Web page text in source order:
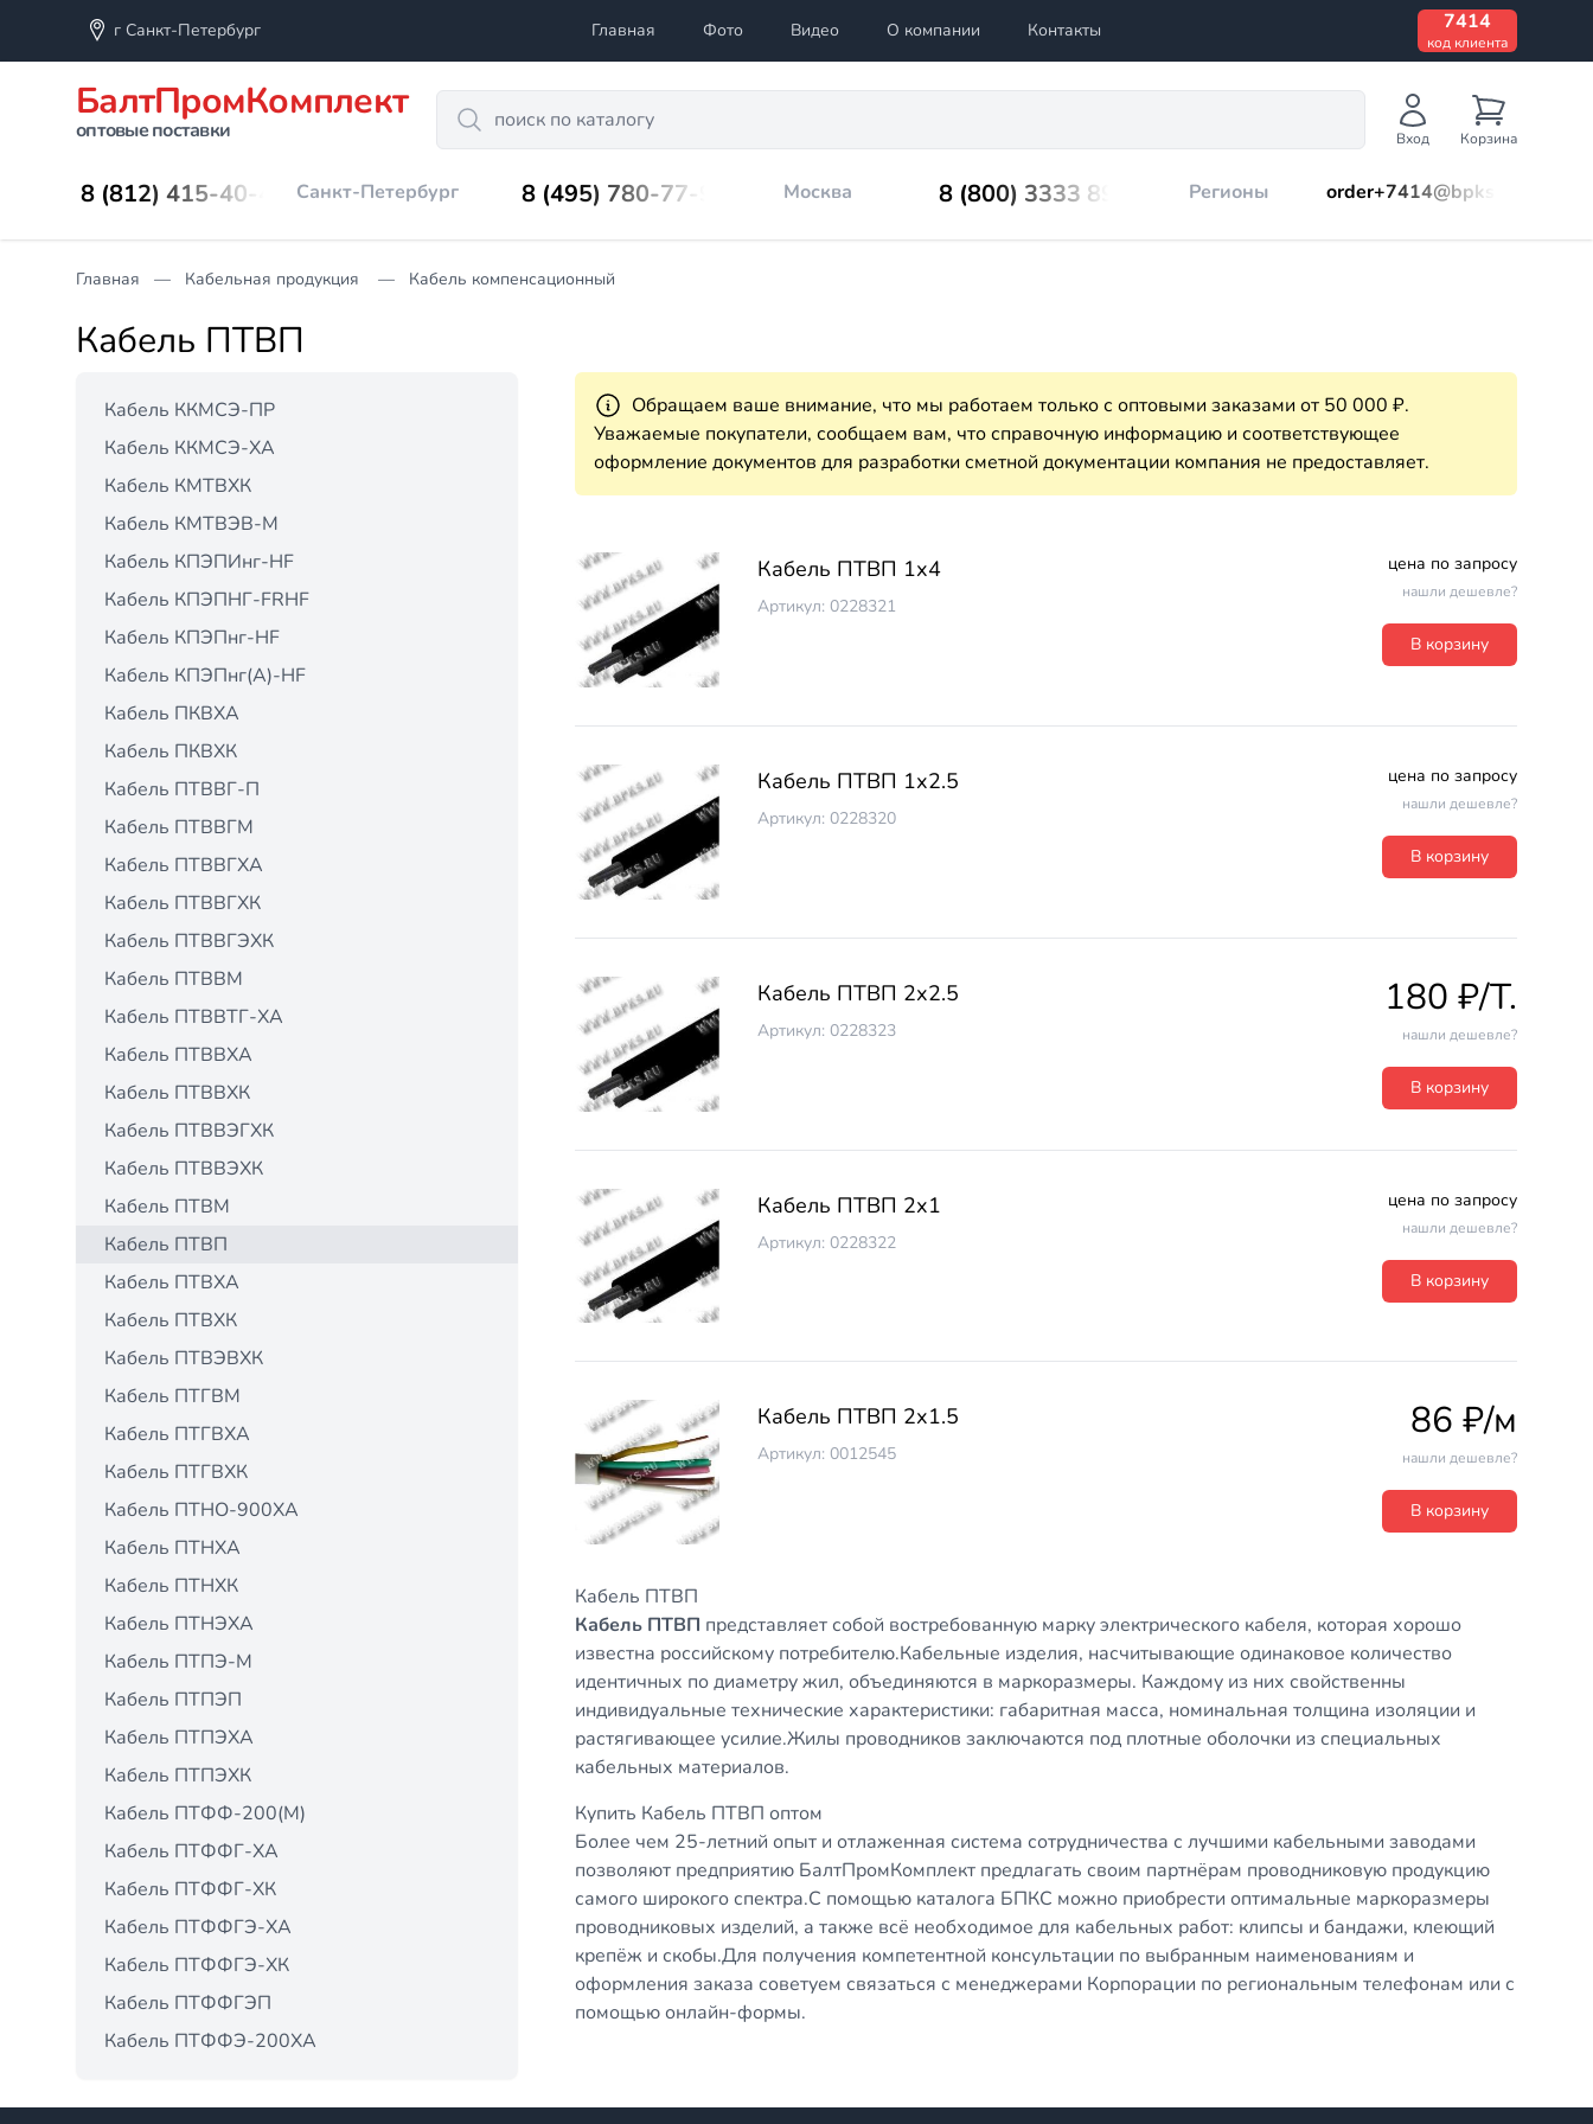
г Санкт-Петербург Главная Фото Видео О компании Контакты 7414
код клиента
БалтПромКомплект
оптовые поставки
Search
Вход Корзина
8 (812) 415-40-45 Санкт-Петербург 8 (495) 780-77-98 Москва 8 (800) 3333 899 Регионы order+7414@bpks.ru
Главная Кабельная продукция Кабель компенсационный
Кабель ПТВП
Кабель ККМСЭ-ПР
Кабель ККМСЭ-ХА
Кабель КМТВХК
Кабель КМТВЭВ-М
Кабель КПЭПИнг-HF
Кабель КПЭПНГ-FRHF
Кабель КПЭПнг-HF
Кабель КПЭПнг(А)-HF
Кабель ПКВХА
Кабель ПКВХК
Кабель ПТВВГ-П
Кабель ПТВВГМ
Кабель ПТВВГХА
Кабель ПТВВГХК
Кабель ПТВВГЭХК
Кабель ПТВВМ
Кабель ПТВВТГ-ХА
Кабель ПТВВХА
Кабель ПТВВХК
Кабель ПТВВЭГХК
Кабель ПТВВЭХК
Кабель ПТВМ
Кабель ПТВП
Кабель ПТВХА
Кабель ПТВХК
Кабель ПТВЭВХК
Кабель ПТГВМ
Кабель ПТГВХА
Кабель ПТГВХК
Кабель ПТНО-900ХА
Кабель ПТНХА
Кабель ПТНХК
Кабель ПТНЭХА
Кабель ПТПЭ-М
Кабель ПТПЭП
Кабель ПТПЭХА
Кабель ПТПЭХК
Кабель ПТФФ-200(М)
Кабель ПТФФГ-ХА
Кабель ПТФФГ-ХК
Кабель ПТФФГЭ-ХА
Кабель ПТФФГЭ-ХК
Кабель ПТФФГЭП
Кабель ПТФФЭ-200ХА
Обращаем ваше внимание, что мы работаем только с оптовыми заказами от 50 000 ₽.
Уважаемые покупатели, сообщаем вам, что справочную информацию и соответствующее
оформление документов для разработки сметной документации компания не предоставляет.
Кабель ПТВП 1х4
Артикул: 0228321
цена по запросу
нашли дешевле?
В корзину
Кабель ПТВП 1х2.5
Артикул: 0228320
цена по запросу
нашли дешевле?
В корзину
Кабель ПТВП 2х2.5
Артикул: 0228323
180 ₽/T.
нашли дешевле?
В корзину
Кабель ПТВП 2х1
Артикул: 0228322
цена по запросу
нашли дешевле?
В корзину
Кабель ПТВП 2х1.5
Артикул: 0012545
86 ₽/м
нашли дешевле?
В корзину
Кабель ПТВП
Кабель ПТВП представляет собой востребованную марку электрического кабеля, которая хорошо
известна российскому потребителю.Кабельные изделия, насчитывающие одинаковое количество
идентичных по диаметру жил, объединяются в маркоразмеры. Каждому из них свойственны
индивидуальные технические характеристики: габаритная масса, номинальная толщина изоляции и
растягивающее усилие.Жилы проводников заключаются под плотные оболочки из специальных
кабельных материалов.
Купить Кабель ПТВП оптом
Более чем 25-летний опыт и отлаженная система сотрудничества с лучшими кабельными заводами
позволяют предприятию БалтПромКомплект предлагать своим партнёрам проводниковую продукцию
самого широкого спектра.С помощью каталога БПКС можно приобрести оптимальные маркоразмеры
проводниковых изделий, а также всё необходимое для кабельных работ: клипсы и бандажи, клеющий
крепёж и скобы.Для получения компетентной консультации по выбранным наименованиям и
оформления заказа советуем связаться с менеджерами Корпорации по региональным телефонам или с
помощью онлайн-формы.